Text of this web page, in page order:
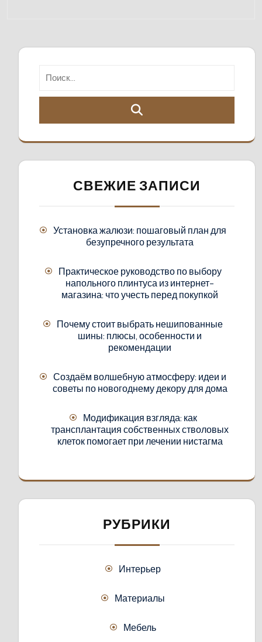
СВЕЖИЕ ЗАПИСИ
Установка жалюзи: пошаговый план для
безупречного результата
Практическое руководство по выбору
напольного плинтуса из интернет-
магазина: что учесть перед покупкой
Почему стоит выбрать нешипованные
шины: плюсы, особенности и
рекомендации
Создаём волшебную атмосферу: идеи и
советы по новогоднему декору для дома
Модификация взгляда: как
трансплантация собственных стволовых
клеток помогает при лечении нистагма
РУБРИКИ
Интерьер
Материалы
Мебель